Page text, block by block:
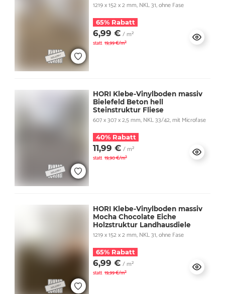
1219 x 152 x 2 mm, NKL 31, ohne Fase
65% Rabatt
6,99 € / m²
statt 19,99 €/m²
HORI Klebe-Vinylboden massiv
Bielefeld Beton hell
Steinstruktur Fliese
607 x 307 x 2,5 mm, NKL 33/42, mit Microfase
40% Rabatt
11,99 € / m²
statt 19,90 €/m²
HORI Klebe-Vinylboden massiv
Mocha Chocolate Eiche
Holzstruktur Landhausdiele
1219 x 152 x 2 mm, NKL 31, ohne Fase
65% Rabatt
6,99 € / m²
statt 19,99 €/m²